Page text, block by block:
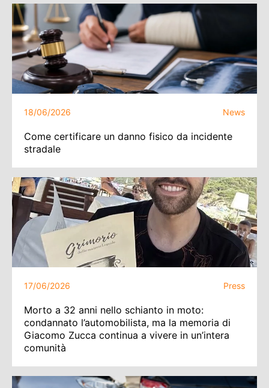
18/06/2026 News
Come certificare un danno fisico da incidente
stradale
17/06/2026 Press
Morto a 32 anni nello schianto in moto:
condannato l’automobilista, ma la memoria di
Giacomo Zucca continua a vivere in un’intera
comunità